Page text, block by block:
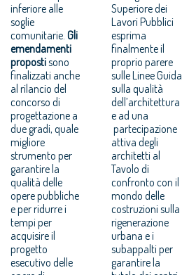
inferiore alle
soglie
comunitarie. Gli
emendamenti
propostisono
finalizzati anche
al rilancio del
concorso di
progettazione a
due gradi, quale
migliore
strumento per
garantire la
qualità delle
opere pubbliche
e per ridurre i
tempi per
acquisire il
progetto
esecutivo delle
Superiore dei
Lavori Pubblici
esprima
finalmente il
proprio parere
sulle Linee Guida
sulla qualità
dell’architettura
e ad una
partecipazione
attiva degli
architetti al
Tavolo di
confronto con il
mondo delle
costruzioni sulla
rigenerazione
urbana e i
subappalti per
garantire la